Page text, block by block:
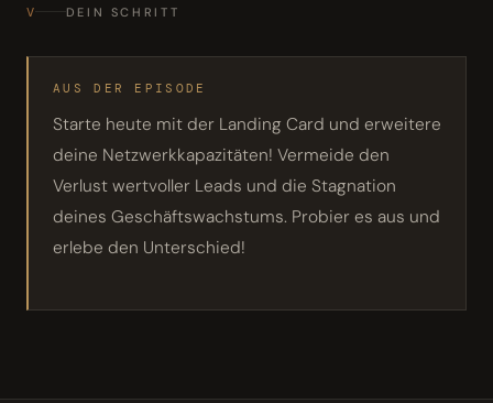
V DEIN SCHRITT
AUS DER EPISODE
Starte heute mit der Landing Card und erweitere
deine Netzwerkkapazitäten! Vermeide den
Verlust wertvoller Leads und die Stagnation
deines Geschäftswachstums. Probier es aus und
erlebe den Unterschied!